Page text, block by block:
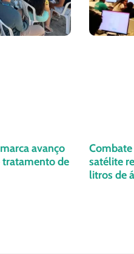
avanço
tratamento de
satélite
litros de